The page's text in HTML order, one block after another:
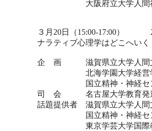
大阪府立大学人間
３月20日（15:00-17:00）
ナラティブ心理学はどこへい
企 画 滋賀県立大学人
北海学園大学経
国立精神・神経セ
司 会 名古屋大学教育発
話題提供者 滋賀県立大学
国立精神・神経セ
東京学芸大学国際教育